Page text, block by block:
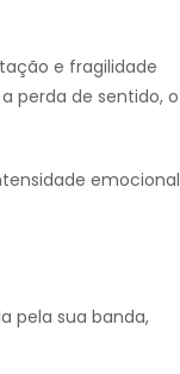
e fragilidade
perda de sentido, o
emocional
pela sua banda,